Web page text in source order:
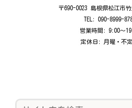
〒690-0023 島根県松江市竹
TEL: 090-8999-
営業時間: 9:00〜
定休日: 月曜・不